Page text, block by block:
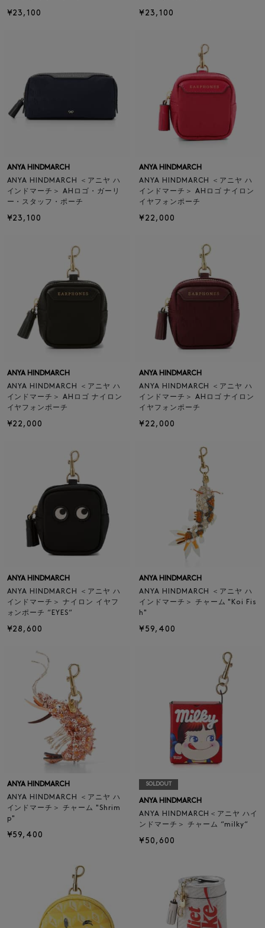
¥23,100 ¥23,100
ANYA HINDMARCH
ANYA HINDMARCH ＜アニヤ ハ
インドマーチ＞ AHロゴ・ガーリ
ー・スタッフ・ポーチ
¥23,100
ANYA HINDMARCH
ANYA HINDMARCH ＜アニヤ ハ
インドマーチ＞ AHロゴ ナイロン
イヤフォンポーチ
¥22,000
ANYA HINDMARCH
ANYA HINDMARCH ＜アニヤ ハ
インドマーチ＞ AHロゴ ナイロン
イヤフォンポーチ
¥22,000
ANYA HINDMARCH
ANYA HINDMARCH ＜アニヤ ハ
インドマーチ＞ AHロゴ ナイロン
イヤフォンポーチ
¥22,000
ANYA HINDMARCH
ANYA HINDMARCH ＜アニヤ ハ
インドマーチ＞ ナイロン イヤフ
ォンポーチ “EYES“
¥28,600
ANYA HINDMARCH
ANYA HINDMARCH ＜アニヤ ハ
インドマーチ＞ チャーム "Koi Fis
h"
¥59,400
ANYA HINDMARCH
ANYA HINDMARCH ＜アニヤ ハ
インドマーチ＞ チャーム "Shrim
p"
¥59,400
SOLDOUT
ANYA HINDMARCH
ANYA HINDMARCH＜アニヤ ハイ
ンドマーチ＞ チャーム “milky“
¥50,600